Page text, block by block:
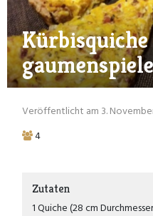
Veröffentlicht am 3.
4
Zutaten
1 Quiche (28 cm